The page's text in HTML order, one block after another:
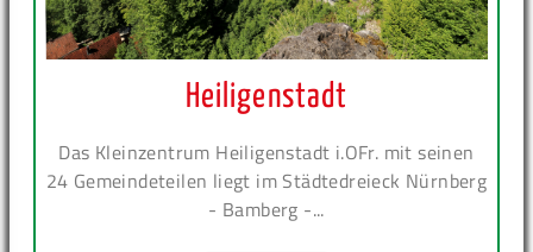
Heiligenstadt
Das Kleinzentrum Heiligenstadt i.OFr. mit seinen
24 Gemeindeteilen liegt im Städtedreieck Nürnberg
- Bamberg -...